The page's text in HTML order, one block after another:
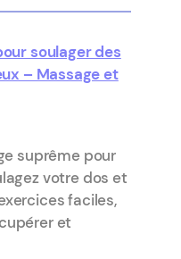
soulager des
– Massage et
suprême pour
votre dos et
faciles,
et